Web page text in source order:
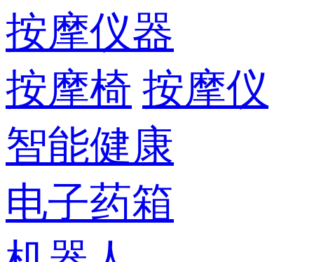
按摩仪器
按摩椅 按摩仪
智能健康
电子药箱